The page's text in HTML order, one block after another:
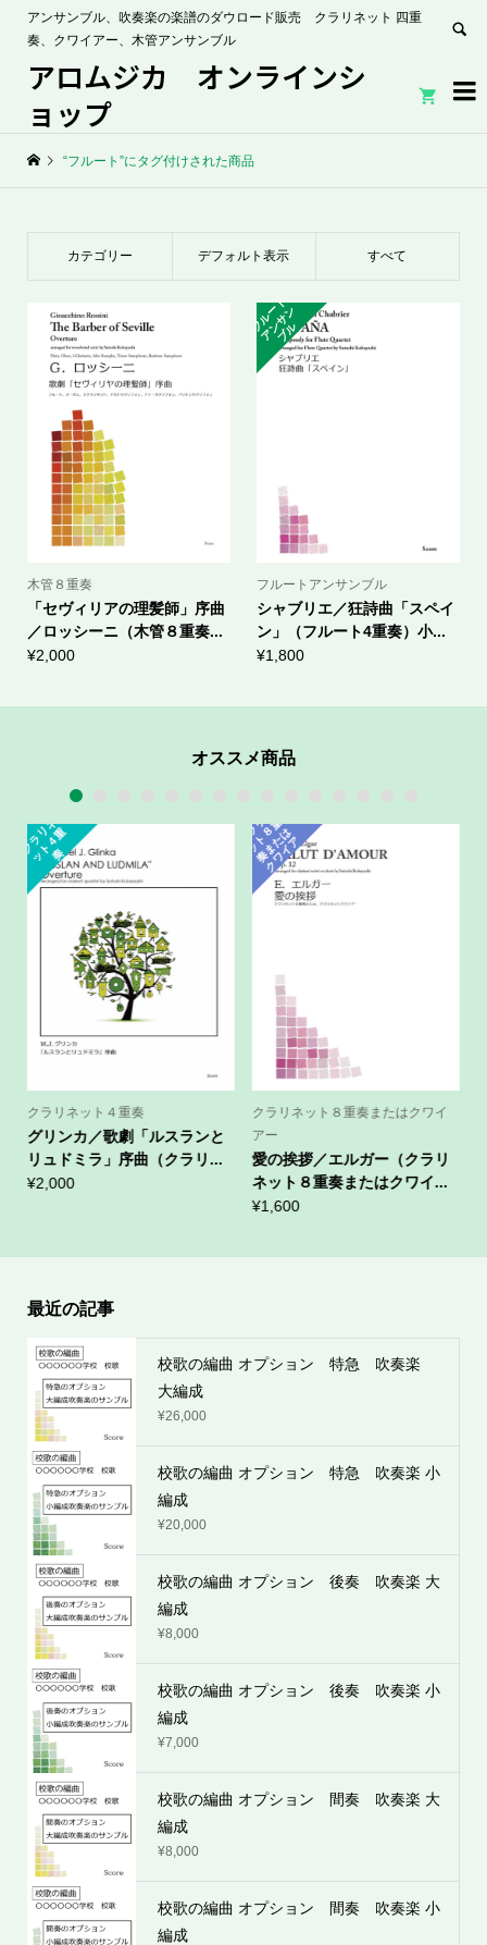
アンサンブル、吹奏楽の楽譜のダウロード販売 クラリネット 四重
奏、クワイアー、木管アンサンブル

アロムジカ オンラインシ
ョップ

“フルート”にタグ付けされた商品
カテゴリー デフォルト表示 すべて
木管８重奏
「セヴィリアの理髪師」序曲
／ロッシーニ（木管８重奏...
¥2,000
フ
ル
ー
ト
アン
サ
ン
ブル
フルートアンサンブル
シャブリエ／狂詩曲「スペイ
ン」（フルート4重奏）小...
¥1,800
オススメ商品
ク
ラ
リ
ネ
ッ
ト
４
重
奏
クラリネット４重奏
グリンカ／歌劇「ルスランと
リュドミラ」序曲（クラリ...
¥2,000
ク
ラ
リ
ネ
ッ
ト
８
重
奏
ま
た
は
ク
ワ
イ
ア
ー
クラリネット８重奏またはクワイ
アー
愛の挨拶／エルガー（クラリ
ネット８重奏またはクワイ...
¥1,600
1
最近の記事
校歌の編曲 オプション 特急 吹奏楽
大編成
¥26,000
校歌の編曲 オプション 特急 吹奏楽 小
編成
¥20,000
校歌の編曲 オプション 後奏 吹奏楽 大
編成
¥8,000
校歌の編曲 オプション 後奏 吹奏楽 小
編成
¥7,000
校歌の編曲 オプション 間奏 吹奏楽 大
編成
¥8,000
校歌の編曲 オプション 間奏 吹奏楽 小
編成